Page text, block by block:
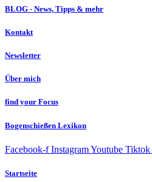
BLOG - News, Tipps & mehr
Kontakt
Newsletter
Über mich
find your Focus
Bogenschießen Lexikon
Facebook-f InstagramYoutube Tiktok
Startseite